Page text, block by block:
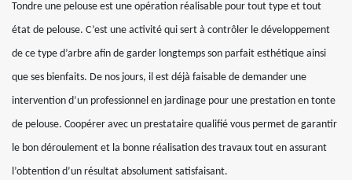
Tondre une pelouse est une opération réalisable pour tout type et tout
état de pelouse. C’est une activité qui sert à contrôler le développement
de ce type d’arbre afin de garder longtemps son parfait esthétique ainsi
que ses bienfaits. De nos jours, il est déjà faisable de demander une
intervention d’un professionnel en jardinage pour une prestation en tonte
de pelouse. Coopérer avec un prestataire qualifié vous permet de garantir
le bon déroulement et la bonne réalisation des travaux tout en assurant
l’obtention d’un résultat absolument satisfaisant.